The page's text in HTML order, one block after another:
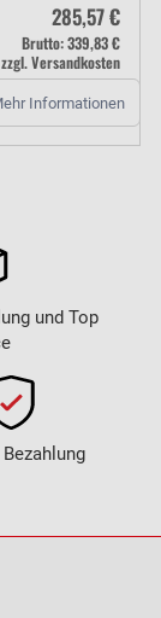
285,57 €
Brutto: 339,83 €
zzgl. Versandkosten
Informationen
und Top